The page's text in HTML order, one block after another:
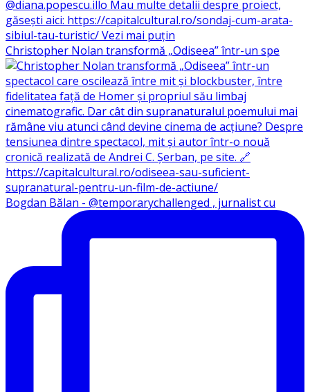
Christopher Nolan transformă „Odiseea” într-un spe
Bogdan Bălan - @temporarychallenged , jurnalist cu